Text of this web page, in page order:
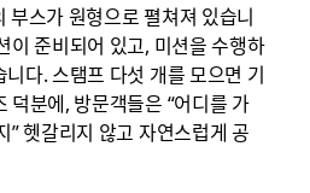
부스가 원형으로 펼쳐져 있습니
이 준비되어 있고, 미션을 수행하
다. 스탬프 다섯 개를 모으면 기
덕분에, 방문객들은 “어디를 가
” 헷갈리지 않고 자연스럽게 공